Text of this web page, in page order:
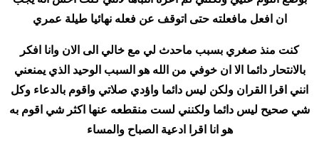
ان افعل مافعلته حتى اتوقف عن فعله نهائيا طيلة عمري
كنت منذ صغري بسبب ماحدث لي مع خالي الى الان وانا افكر
بالانتحار دائما الا ان خوفي من الله هو السبب الوحيد الذي يمنعني
انني اقرا القران ولكن ليس دائما واؤدي صلاتي واقوم بالدعاء وكل
شي صحيح ليس دائما ولكنني لست منقطعه عنها اكثر شي اقوم به
هو انا اقرا ادعية الصباح والمساء